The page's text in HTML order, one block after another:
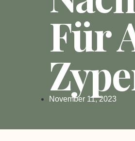
Für
November 11, 2023